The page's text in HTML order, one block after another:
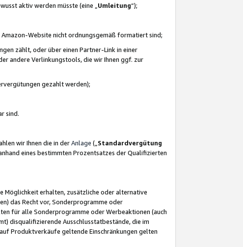
aktiv werden müsste (eine „ Umleitung“);
Website nicht ordnungsgemäß formatiert sind;
zählt, oder über einen Partner-Link in einer
andere Verlinkungstools, die wir Ihnen ggf. zur
gezahlt werden);
sind.
wir Ihnen die in derAnlage („ Standardvergütung
eines bestimmten Prozentsatzes der Qualifizierten
Möglichkeit erhalten, zusätzliche oder alternative
das Recht vor, Sonderprogramme oder
für alle Sonderprogramme oder Werbeaktionen (auch
disqualifizierende Ausschlusstatbestände, die im
Produktverkäufe geltende Einschränkungen gelten